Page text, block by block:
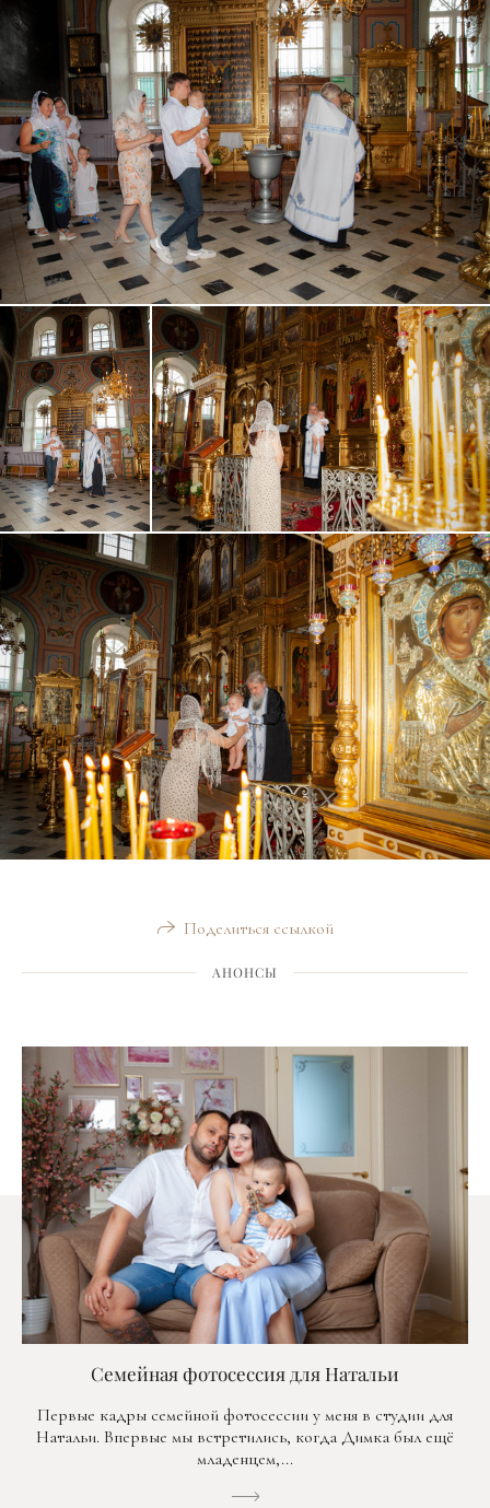
Поделиться ссылкой
АНОНСЫ
Семейная фотосессия для Натальи
Первые кадры семейной фотосессии у меня в студии для
Натальи. Впервые мы встретились, когда Димка был ещё
младенцем,...